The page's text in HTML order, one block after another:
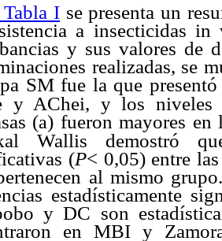
Tabla I se presenta un
a insecticidas
y sus valores de
realizadas, se
SM fue la que
y AChei, y los niveles
(a) fueron mayores
Wallis demostró
(P< 0,05) entre
al mismo
estadísticamente
y DC son
en MBI y